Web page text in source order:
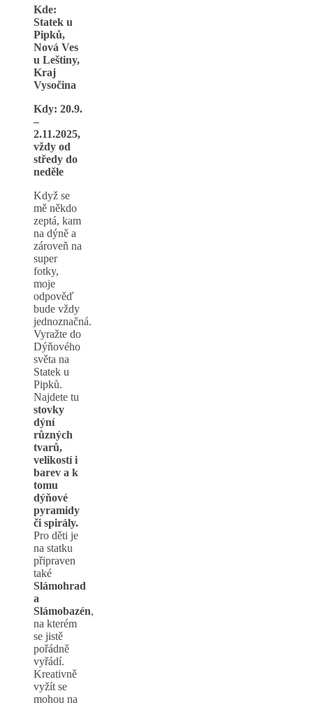
Kde:
Statek u
Pipků,
Nová Ves
u Leštiny,
Kraj
Vysočina
Kdy: 20.9.
–
2.11.2025,
vždy od
středy do
neděle
Když se
mě někdo
zeptá, kam
na dýně a
zároveň na
super
fotky,
moje
odpověď
bude vždy
jednoznačná.
Vyražte do
Dýňového
světa na
Statek u
Pipků.
Najdete tu
stovky
dýní
různých
tvarů,
velikostí i
barev a k
tomu
dýňové
pyramidy
či spirály.
Pro děti je
na statku
připraven
také
Slámohrad
a
Slámobazén,
na kterém
se jistě
pořádně
vyřádí.
Kreativně
vyžít se
mohou na